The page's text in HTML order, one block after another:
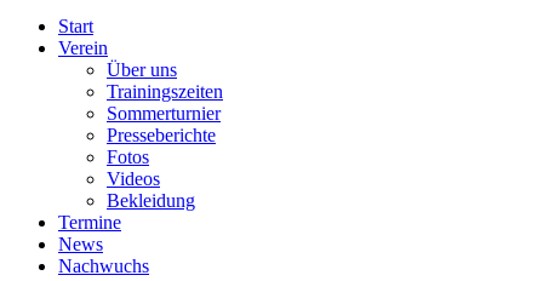
Start
Verein
Über uns
Trainingszeiten
Sommerturnier
Presseberichte
Fotos
Videos
Bekleidung
Termine
News
Nachwuchs